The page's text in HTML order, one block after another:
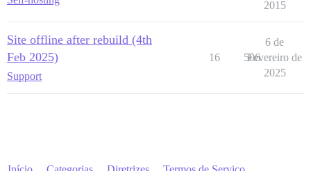
2015
Site offline after rebuild (4th
Feb 2025)
Support
16 506
6 de
Fevereiro de
2025